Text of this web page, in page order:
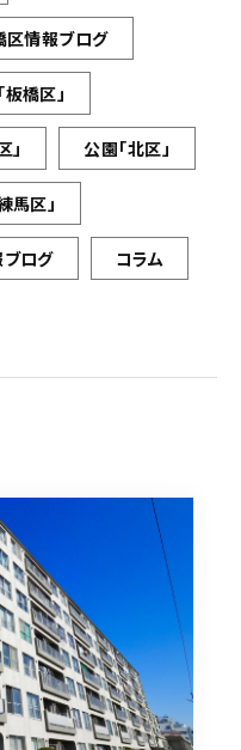
区情報ブログ
板橋区」
」 公園「北区」
馬区」
ログ コラム